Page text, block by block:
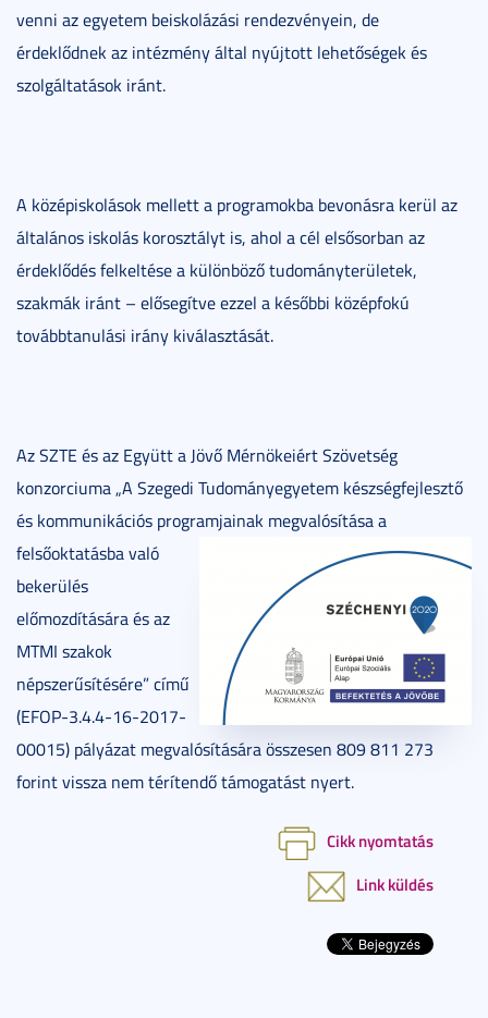
venni az egyetem beiskolázási rendezvényein, de
érdeklődnek az intézmény által nyújtott lehetőségek és
szolgáltatások iránt.
A középiskolások mellett a programokba bevonásra kerül az
általános iskolás korosztályt is, ahol a cél elsősorban az
érdeklődés felkeltése a különböző tudományterületek,
szakmák iránt – elősegítve ezzel a későbbi középfokú
továbbtanulási irány kiválasztását.
Az SZTE és az Együtt a Jövő Mérnökeiért Szövetség
konzorciuma „A Szegedi Tudományegyetem készségfejlesztő
és kommunikációs programjainak megvalósítása a
felsőoktatásba való
bekerülés
előmozdítására és az
MTMI szakok
népszerűsítésére” című
(EFOP-3.4.4-16-2017-
00015) pályázat megvalósítására összesen 809 811 273
forint vissza nem térítendő támogatást nyert.
Cikk nyomtatás
Link küldés